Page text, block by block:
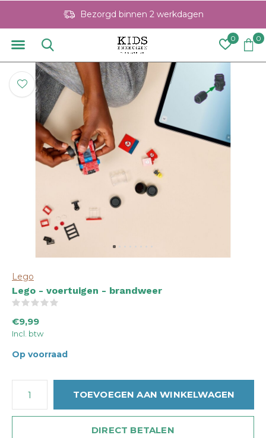
0 0
Bezorgd binnen 2 werkdagen
Lego
Lego - voertuigen - brandweer
€9,99
Incl. btw
Op voorraad
TOEVOEGEN AAN WINKELWAGEN
DIRECT BETALEN